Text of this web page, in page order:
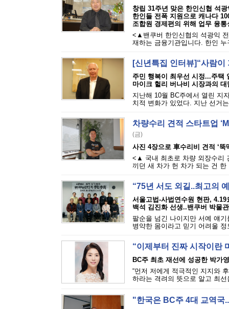
창립 31주년 맞은 한인신협 석
한인들 전폭 지원으로 캐나다
조합원 경제편의 위해 업무 융
<▲밴쿠버 한인신협의 석광익
재하는 금융기관입니다. 한인
[신년특집 인터뷰]“사람
주민 행복이 최우선 시정...주택
마이크 헐리 버나비 시장과의 대
지난해 10월 BC주에서 열린 지
치적 변화가 있었다. 지난 선거
차량수리 견적 스타트업
(금)
사진 4장으로 車수리비 견적 ‘
<▲ 국내 최초로 차량 외장수리
끼던 새 차가 헌 차가 되는 건
“75년 서도 외길..최고의
서울고법-사법연수원 현판,
백석 김진화 선생..밴쿠버 박물
팔순을 넘긴 나이지만 서예 얘
병약한 몸이라고 믿기 어려울
“이제부터 진짜 시작이란
BC주 최초 재선에 성공한 박가
“먼저 저에게 적극적인 지지와
하라는 격려의 뜻으로 알고 최
"한국은 BC주 4대 교역국